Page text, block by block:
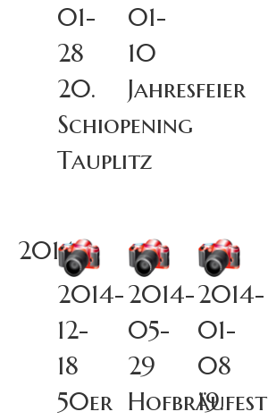
01-
28
20.
Schiopening
Tauplitz
01-
10
Jahresfeier
2014
2014-
12-
18
50er
2014-
05-
29
Hofbräufest
2014-
01-
08
19.